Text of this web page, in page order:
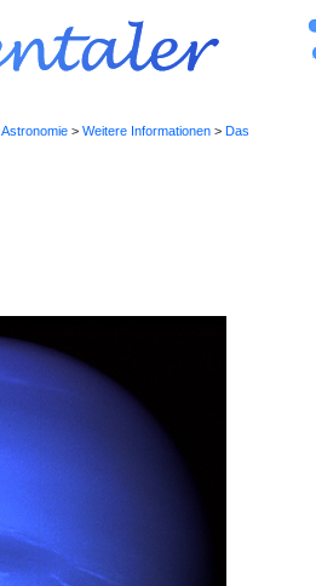
Astronomie > Weitere Informationen > Das